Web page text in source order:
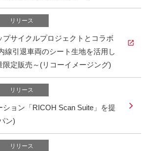
リリース
プサイクルプロジェクトとコラボ
線引退車両のシート生地を活用し
限定販売～(リコーイメージング)
リリース
ション「RICOH Scan Suite」を提
ン)
リリース